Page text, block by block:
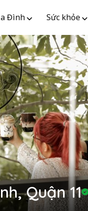
Đình Sức khỏe
Quận 11